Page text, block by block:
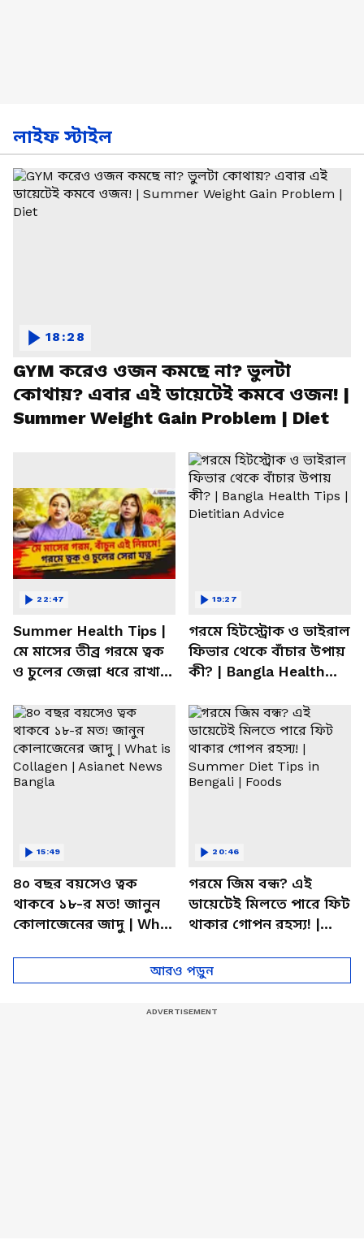
লাইফ স্টাইল
GYM করেও ওজন কমছে না? ভুলটা
কোথায়? এবার এই ডায়েটেই কমবে ওজন! |
Summer Weight Gain Problem | Diet
18:28
Summer Health Tips |
মে মাসের তীব্র গরমে ত্বক
ও চুলের জেল্লা ধরে রাখার
22:47
গরমে হিটস্ট্রোক ও ভাইরাল
ফিভার থেকে বাঁচার উপায়
কী? | Bangla Health
19:27
৪০ বছর বয়সেও ত্বক
থাকবে ১৮-র মত! জানুন
কোলাজেনের জাদু | What
15:49
গরমে জিম বন্ধ? এই
ডায়েটেই মিলতে পারে ফিট
থাকার গোপন রহস্য! |
Bengali | Foods
20:46
আরও পড়ুন